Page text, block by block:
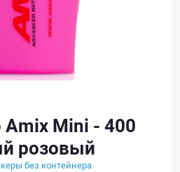
Mini - 400
розовый
без контейнера